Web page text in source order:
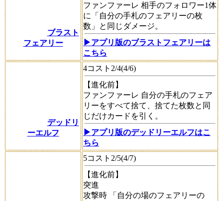
ブラスト
フェアリー
ファンファーレ 相手のフォロワー1体
に「自分の手札のフェアリーの枚
数」と同じダメージ。
▶アプリ版のブラストフェアリーは
こちら
デッドリ
ーエルフ
4コスト2/4(4/6)
【進化前】
ファンファーレ 自分の手札のフェア
リーをすべて捨て、捨てた枚数と同
じだけカードを引く。
▶アプリ版のデッドリーエルフはこ
ちら
5コスト2/5(4/7)
【進化前】
突進
攻撃時 「自分の場のフェアリーの